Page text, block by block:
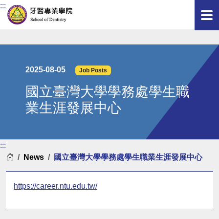
:::
2025-08-05 Job Posts
國立臺灣大學學務處學生職
業生涯發展中心
:::
Home
News 國立臺灣大學學務處學生職業生涯發展中心
https://career.ntu.edu.tw/